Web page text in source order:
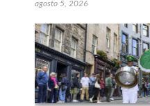
agosto 5, 2026